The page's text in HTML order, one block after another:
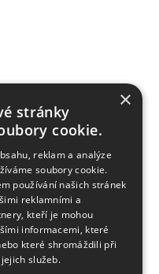
×
stránky
cookie.
reklam a analýze
soubory cookie.
používání našich stránek
reklamními a
kteří je mohou
informacemi, které
které shromáždili při
služeb.